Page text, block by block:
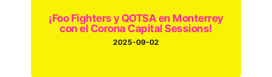
¡Foo Fighters y QOTSA en Monterrey
con el Corona Capital Sessions!
2025-09-02